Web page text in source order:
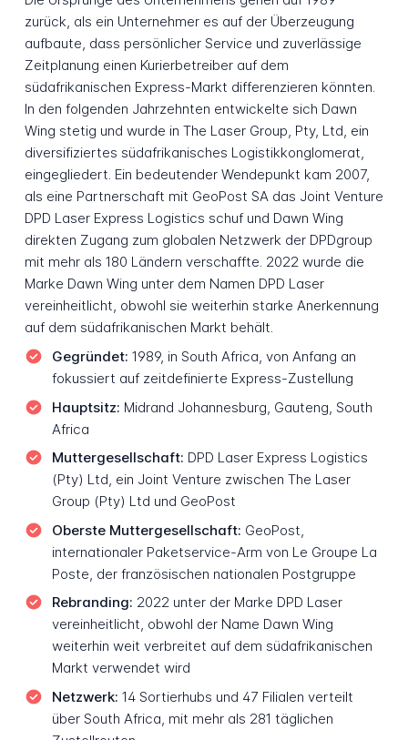
zurück, als ein Unternehmer es auf der Überzeugung
aufbaute, dass persönlicher Service und zuverlässige
Zeitplanung einen Kurierbetreiber auf dem
südafrikanischen Express-Markt differenzieren könnten.
In den folgenden Jahrzehnten entwickelte sich Dawn
Wing stetig und wurde in The Laser Group, Pty, Ltd, ein
diversifiziertes südafrikanisches Logistikkonglomerat,
eingegliedert. Ein bedeutender Wendepunkt kam 2007,
als eine Partnerschaft mit GeoPost SA das Joint Venture
DPD Laser Express Logistics schuf und Dawn Wing
direkten Zugang zum globalen Netzwerk der DPDgroup
mit mehr als 180 Ländern verschaffte. 2022 wurde die
Marke Dawn Wing unter dem Namen DPD Laser
vereinheitlicht, obwohl sie weiterhin starke Anerkennung
auf dem südafrikanischen Markt behält.
Gegründet: 1989, in South Africa, von Anfang an
fokussiert auf zeitdefinierte Express-Zustellung
Hauptsitz: Midrand Johannesburg, Gauteng, South
Africa
Muttergesellschaft: DPD Laser Express Logistics
(Pty) Ltd, ein Joint Venture zwischen The Laser
Group (Pty) Ltd und GeoPost
Oberste Muttergesellschaft: GeoPost,
internationaler Paketservice-Arm von Le Groupe La
Poste, der französischen nationalen Postgruppe
Rebranding: 2022 unter der Marke DPD Laser
vereinheitlicht, obwohl der Name Dawn Wing
weiterhin weit verbreitet auf dem südafrikanischen
Markt verwendet wird
Netzwerk: 14 Sortierhubs und 47 Filialen verteilt
über South Africa, mit mehr als 281 täglichen